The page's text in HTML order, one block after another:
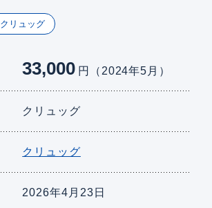
クリュッグ
33,000 円（2024年5月）
クリュッグ
クリュッグ
2026年4月23日